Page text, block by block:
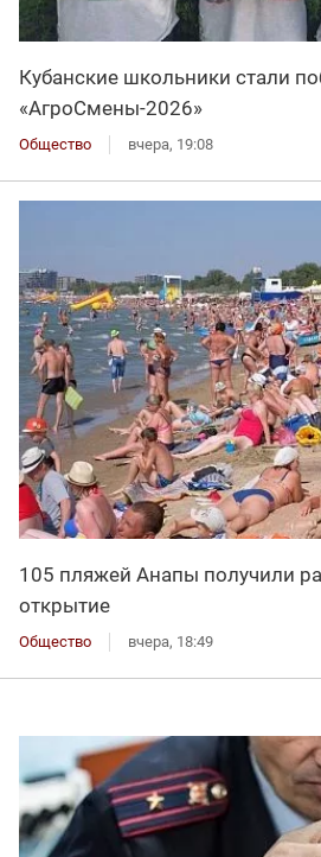
Кубанские школьники стали
«АгроСмены-2026»
Общество вчера, 19:08
105 пляжей Анапы получили
открытие
Общество вчера, 18:49